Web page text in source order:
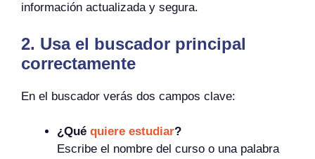
información actualizada y segura.
2. Usa el buscador principal
correctamente
En el buscador verás dos campos clave:
¿Qué quiere estudiar?
Escribe el nombre del curso o una palabra